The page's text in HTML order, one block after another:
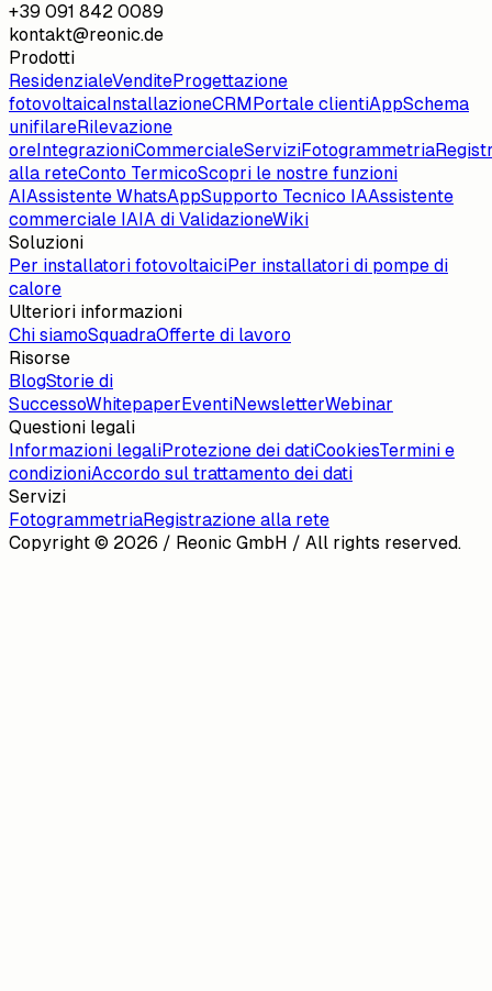
+39 091 842 0089
kontakt@reonic.de
Prodotti
ResidenzialeVenditeProgettazione
fotovoltaicaInstallazioneCRMPortale clientiAppSchema
unifilareRilevazione
oreIntegrazioniCommercialeServiziFotogrammetria
alla reteConto TermicoScopri le nostre funzioni
AIAssistente WhatsAppSupporto Tecnico IAAssistente
commerciale IAIA di ValidazioneWiki
Soluzioni
Per installatori fotovoltaiciPer installatori di pompe di
calore
Ulteriori informazioni
Chi siamoSquadraOfferte di lavoro
Risorse
BlogStorie di
SuccessoWhitepaperEventiNewsletterWebinar
Questioni legali
Informazioni legaliProtezione dei datiCookiesTermini e
condizioniAccordo sul trattamento dei dati
Servizi
FotogrammetriaRegistrazione alla rete
Copyright © 2026 / Reonic GmbH / All rights reserved.